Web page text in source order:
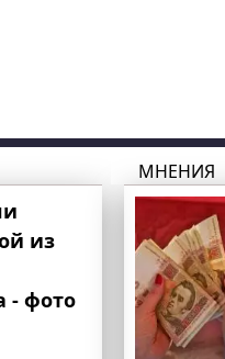
из
- фото
МНЕНИЯ